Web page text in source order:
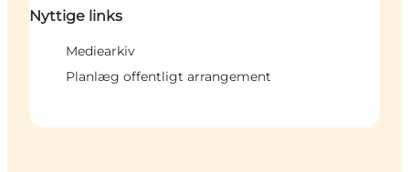
Nyttige links
Mediearkiv
Planlæg offentligt arrangement